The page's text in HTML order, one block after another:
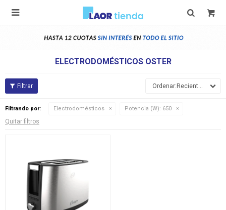

ELECTRODOMÉSTICOS OSTER
Recientes
Filtrando por: Electrodomésticos Potencia (W): 650
Quitar filtros